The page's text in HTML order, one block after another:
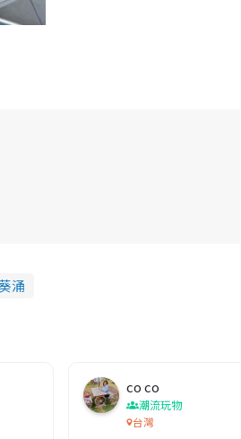
涌
co co
潮流玩物
台灣